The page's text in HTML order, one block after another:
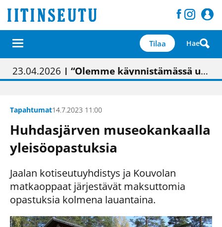
Tilaa Hae
01.02.2026 | Painon vaihtumisen pitäisi näkyä hieman parempana painojäljen laatuna lehdessä
05.02.2026 | Uudistettu kunnantalo on valoisa
23.04.2026 | “Olemme käynnistämässä uudelleen keskustavisiotyön”
09.05.2026| "Maalla on totuttu elämään omavaraisemmin kuin kaupungissa"
Tapahtumat14.7.2023 11:00
Huhdasjärven museokankaalla
yleisöopastuksia
Jaalan kotiseutuyhdistys ja Kouvolan
matkaoppaat järjestävät maksuttomia
opastuksia kolmena lauantaina.